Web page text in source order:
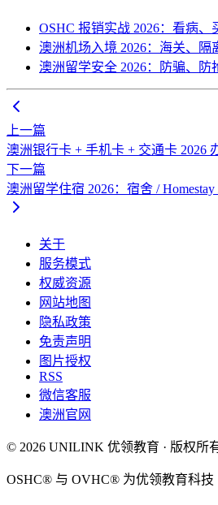
OSHC 报销实战 2026：看病、
澳洲机场入境 2026：海关、隔
澳洲留学安全 2026：防骗、防
上一篇
澳洲银行卡 + 手机卡 + 交通卡 2026
下一篇
澳洲留学住宿 2026：宿舍 /
关于
服务模式
权威资源
网站地图
隐私政策
免责声明
图片授权
RSS
微信客服
澳洲官网
© 2026 UNILINK 优领教育 · 版权所
OSHC® 与 OVHC® 为优领教育科技